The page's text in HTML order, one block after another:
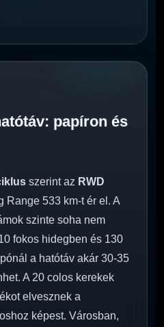
papíron és
szerint az RWD
Range 533 km-t ér el. A
szinte soha nem
fokos hidegben és 130
a hatótáv akár 30-35
A 20 colos kerekek
elvesznek a
képest. Városban,